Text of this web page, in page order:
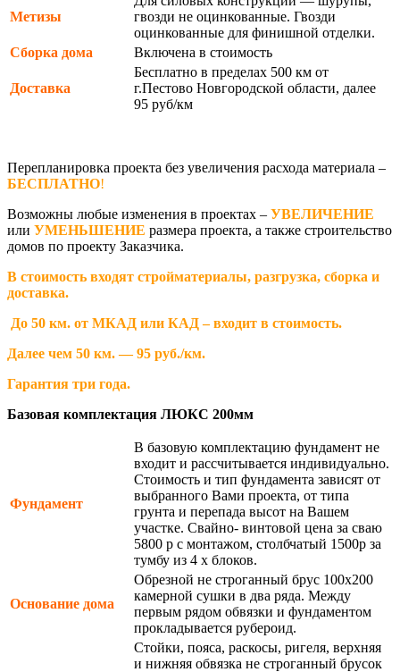
Метизы
гвозди не оцинкованные. Гвозди
оцинкованные для финишной отделки.
Сборка дома
Включена в стоимость
Доставка
Бесплатно в пределах 500 км от
г.Пестово Новгородской области, далее
95 руб/км
Перепланировка проекта без увеличения расхода материала –
БЕСПЛАТНО!
Возможны любые изменения в проектах – УВЕЛИЧЕНИЕ
или УМЕНЬШЕНИЕ размера проекта, а также строительство
домов по проекту Заказчика.
В стоимость входят стройматериалы, разгрузка, сборка и
доставка.
До 50 км. от МКАД или КАД – входит в стоимость.
Далее чем 50 км. — 95 руб./км.
Гарантия три года.
Базовая комплектация ЛЮКС 200мм
Фундамент
В базовую комплектацию фундамент не
входит и рассчитывается индивидуально.
Стоимость и тип фундамента зависят от
выбранного Вами проекта, от типа
грунта и перепада высот на Вашем
участке. Свайно- винтовой цена за сваю
5800 р с монтажом, столбчатый 1500р за
тумбу из 4 х блоков.
Основание дома
Обрезной не строганный брус 100х200
камерной сушки в два ряда. Между
первым рядом обвязки и фундаментом
прокладывается рубероид.
Стойки, пояса, раскосы, ригеля, верхняя
и нижняя обвязка не строганный брусок